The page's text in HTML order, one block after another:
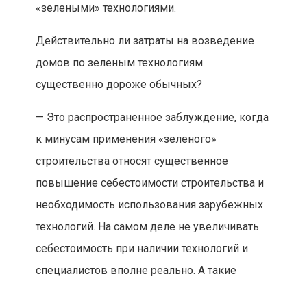
«зелеными» технологиями.
Действительно ли затраты на возведение
домов по зеленым технологиям
существенно дороже обычных?
— Это распространенное заблуждение, когда
к минусам применения «зеленого»
строительства относят существенное
повышение себестоимости строительства и
необходимость использования зарубежных
технологий. На самом деле не увеличивать
себестоимость при наличии технологий и
специалистов вполне реально. А такие